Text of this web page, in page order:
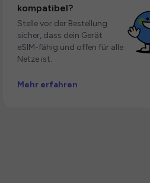
kompatibel?
Stelle vor der Bestellung
sicher, dass dein Gerät
eSIM-fähig und offen für alle
Netze ist.
Mehr erfahren